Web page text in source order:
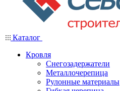
Каталог
Кровля
Снегозадержатели
Металлочерепица
Рулонные материалы